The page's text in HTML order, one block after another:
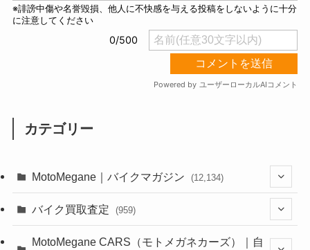
カテゴリー
MotoMegane｜バイクマガジン (12,134)
(44)
バイク買取査定 (959)
(352)
MotoMegane CARS（モトメガネカーズ）｜自